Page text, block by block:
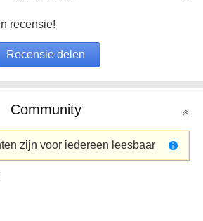
recensie!
Community
zijn voor iedereen leesbaar